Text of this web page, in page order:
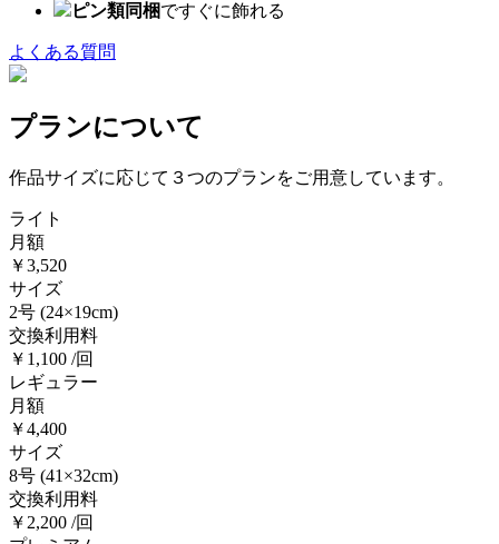
ピン類同梱ですぐに飾れる
よくある質問
プランについて
作品サイズに応じて３つのプランをご用意しています。
ライト
月額
￥3,520
サイズ
2号 (24×19cm)
交換利用料
￥1,100 /回
レギュラー
月額
￥4,400
サイズ
8号 (41×32cm)
交換利用料
￥2,200 /回